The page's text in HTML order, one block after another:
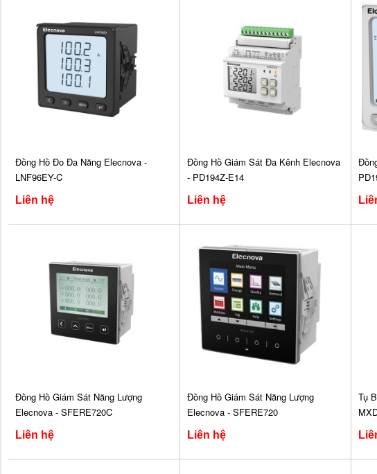
Đồng Hồ Đo Đa Năng Elecnova -
LNF96EY-C
Liên hệ
Đồng Hồ Giám Sát Đa Kênh Elecnova
- PD194Z-E14
Liên hệ
Đồng Hồ Giám Sát Năng Lượng
Elecnova - SFERE720C
Liên hệ
Đồng Hồ Giám Sát Năng Lượng
Elecnova - SFERE720
Liên hệ
Tụ